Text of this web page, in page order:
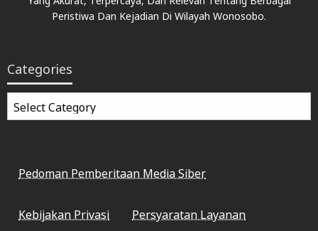
Peristiwa Dan Kejadian Di Wilayah Wonosobo.
Categories
Categories
Pedoman Pemberitaan Media Siber
Kebijakan Privasi Persyaratan Layanan